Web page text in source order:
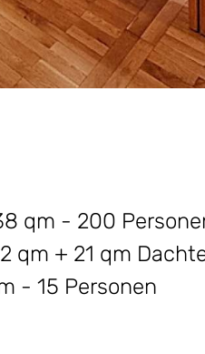
qm - 200
qm + 21 qm
- 15 Personen